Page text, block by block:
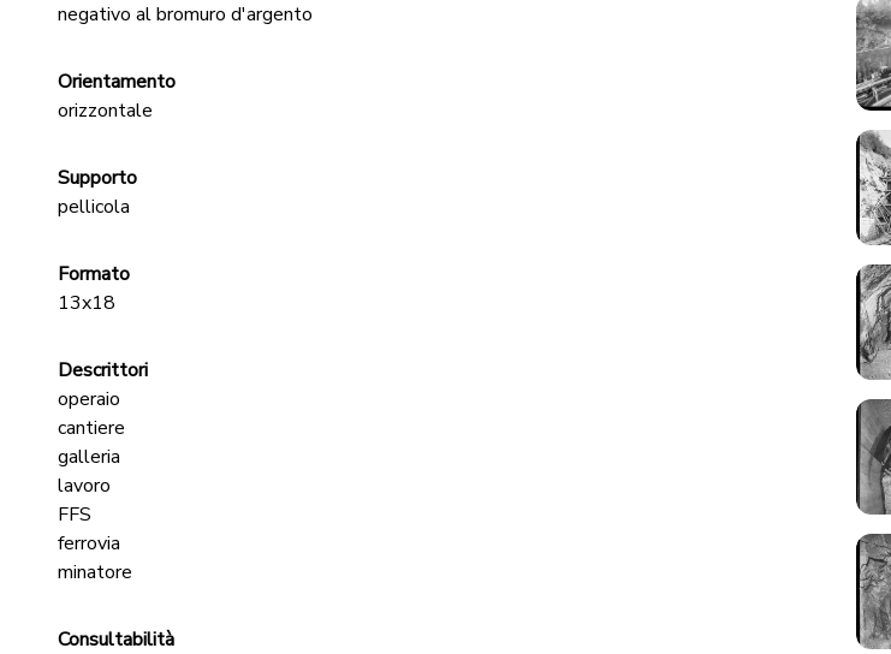
negativo al bromuro d'argento
Orientamento
orizzontale
Supporto
pellicola
Formato
13x18
Descrittori
operaio
cantiere
galleria
lavoro
FFS
ferrovia
minatore
Consultabilità